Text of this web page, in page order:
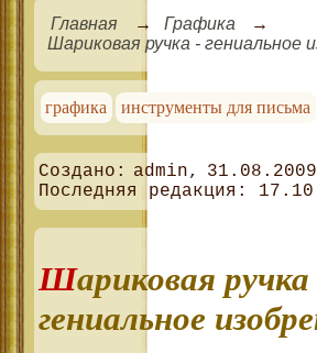
Главная
Графика
Шариковая ручка - гениальное
графика инструменты для письма
admin
31.08.2009
Шариковая ручка -
гениальное